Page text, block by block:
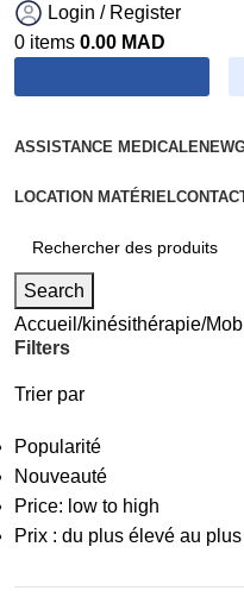
Login / Register
0 items 0.00 MAD
ASSISTANCE MEDICALENEW
LOCATION MATÉRIEL
Search
Accueil kinésithérapie
Filters
Trier par
Popularité
Nouveauté
Price: low to high
Prix : du plus élevé au